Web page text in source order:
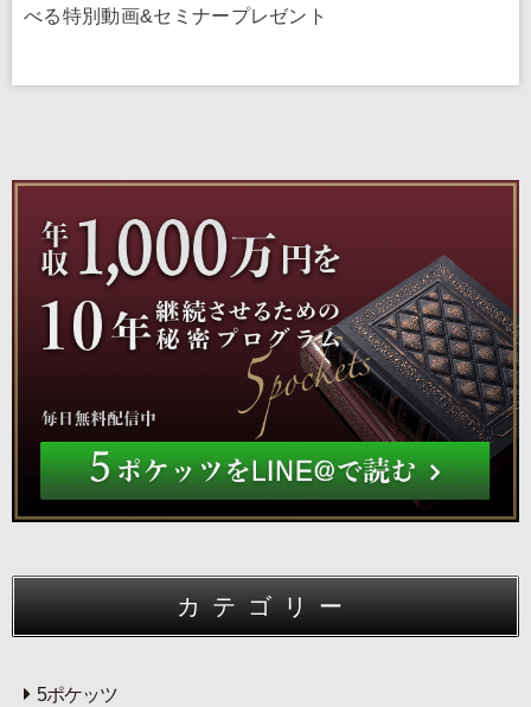
べる特別動画&セミナープレゼント
カテゴリー
5ポケッツ